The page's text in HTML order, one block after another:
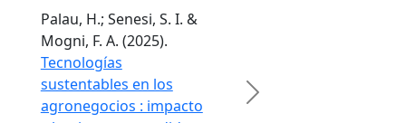
Palau, H.; Senesi, S. I. &
Mogni, F. A. (2025).
Tecnologías
sustentables en los
agronegocios : impacto
Next